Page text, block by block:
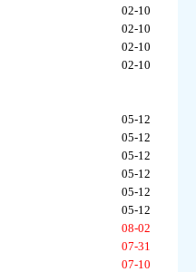
02-10
02-10
02-10
02-10
05-12
05-12
05-12
05-12
05-12
05-12
08-02
07-31
07-10